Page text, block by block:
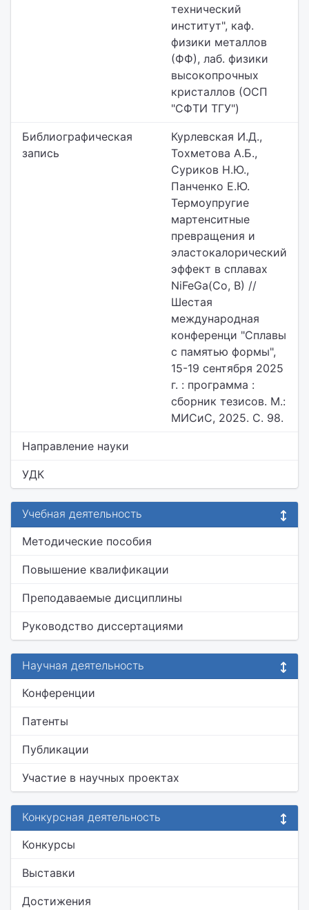
технический
институт", каф.
физики металлов
(ФФ), лаб. физики
высокопрочных
кристаллов (ОСП
"СФТИ ТГУ")
Библиографическая
запись
Курлевская И.Д.,
Тохметова А.Б.,
Суриков Н.Ю.,
Панченко Е.Ю.
Термоупругие
мартенситные
превращения и
эластокалорический
эффект в сплавах
NiFeGa(Co, B) //
Шестая
международная
конференци "Сплавы
с памятью формы",
15-19 сентября 2025
г. : программа :
сборник тезисов. М.:
МИСиС, 2025. С. 98.
Направление науки
УДК
Учебная деятельность
Методические пособия
Повышение квалификации
Преподаваемые дисциплины
Руководство диссертациями
Научная деятельность
Конференции
Патенты
Публикации
Участие в научных проектах
Конкурсная деятельность
Конкурсы
Выставки
Достижения